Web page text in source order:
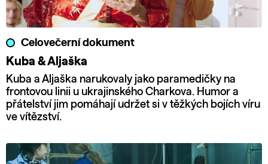
Celovečerní dokument
Kuba & Aljaška
Kuba a Aljaška narukovaly jako paramedičky na
frontovou linii u ukrajinského Charkova. Humor a
přátelství jim pomáhají udržet si v těžkých bojích víru
ve vítězství.